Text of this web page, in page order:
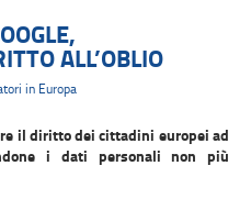
ALL’OBLIO
in Europa
il diritto dei cittadini europei ad
i dati personali non più